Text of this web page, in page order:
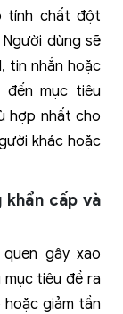
tính chất đột
dùng sẽ
tin nhắn hoặc
mục tiêu
hợp nhất cho
khác hoặc
cấp và
gây xao
tiêu đề ra
hoặc giảm tần